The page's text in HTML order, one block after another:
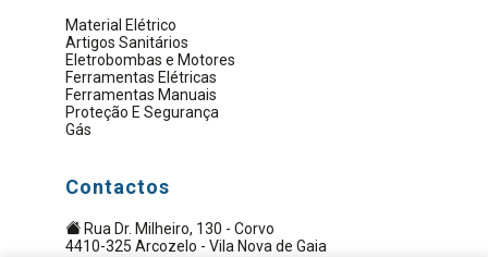
Material Elétrico
Artigos Sanitários
Eletrobombas e Motores
Ferramentas Elétricas
Ferramentas Manuais
Proteção E Segurança
Gás
Contactos
Rua Dr. Milheiro, 130 - Corvo
4410-325 Arcozelo - Vila Nova de Gaia